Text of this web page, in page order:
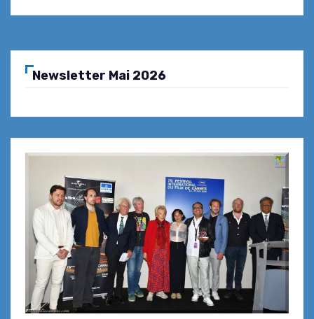
Newsletter Mai 2026